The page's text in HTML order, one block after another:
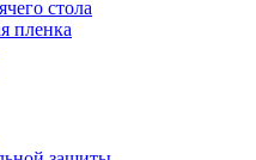
стола
пленка